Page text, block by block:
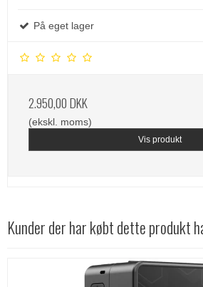
På eget lager
2.950,00 DKK
(ekskl. moms)
Vis produkt
Kunder der har købt dette produkt